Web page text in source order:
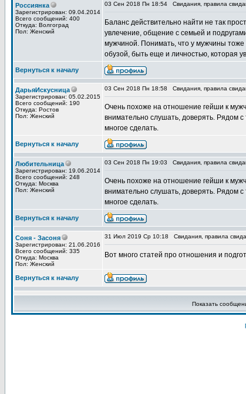
Россиянка
Зарегистрирован: 09.04.2014
Всего сообщений: 400
Откуда: Волгоград
Пол: Женский
03 Сен 2018 Пн 18:54 Свидания, правила
Баланс действительно найти не так
увлечение, общение с семьей и
мужчиной. Понимать, что у мужчины тоже
обузой, быть еще и личностью, которая
Вернуться к началу
ДарьяИскусница
Зарегистрирован: 05.02.2015
Всего сообщений: 190
Откуда: Ростов
Пол: Женский
03 Сен 2018 Пн 18:58 Свидания, правила
Очень похоже на отношение гейши к
внимательно слушать, доверять. Рядом
многое сделать.
Вернуться к началу
Любительница
Зарегистрирован: 19.06.2014
Всего сообщений: 248
Откуда: Москва
Пол: Женский
03 Сен 2018 Пн 19:03 Свидания, правила
Очень похоже на отношение гейши к
внимательно слушать, доверять. Рядом
многое сделать.
Вернуться к началу
Соня - Засоня
Зарегистрирован: 21.06.2016
Всего сообщений: 335
Откуда: Москва
Пол: Женский
31 Июл 2019 Ср 10:18 Свидания, правила
Вот много статей про отношения и
Вернуться к началу
Показать